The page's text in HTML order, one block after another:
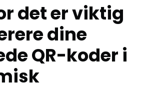
det er viktig
dine
QR-koder i